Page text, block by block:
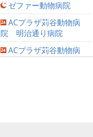
ゼファー動物病院
ACプラザ苅谷動物病
院 明治通り病院
ACプラザ苅谷動物病